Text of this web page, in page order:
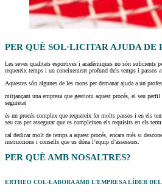
PER QUÈ SOL·LICITAR AJUDA DE
Les seves qualitats esportives i acadèmiques no són
requereix temps i un coneixement profund dels temps i passos a
Aquestes són algunes de les raons per demanar ajuda a un
mitjançant una empresa que gestioni aquest procés, el seu
seguretat
és un procés complex que requereix fer molts passos i en els
seu cas per assegurar que es compleixen els requisits en els
cal dedicar molt de temps a aquest procés, encara més si
instruccions i consells que us dóna l’equip d’assessors.
PER QUÈ AMB NOSALTRES?
ERTHEO COL·LABORA AMB L’EMPRESA LÍDER